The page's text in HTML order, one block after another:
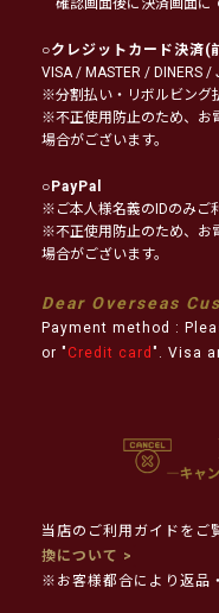
○クレジットカード決済(
VISA / MASTER / DINERS /
※分割払い・リボルビング
※不正使用防止のため、お
場合がございます。
○PayPal
※ご本人様名義のIDのみご
※不正使用防止のため、お
場合がございます。
Dear Overseas
Payment method :
or " Credit card ". Visa
当店のご利用ガイドを
換について >
※お客様都合により返品